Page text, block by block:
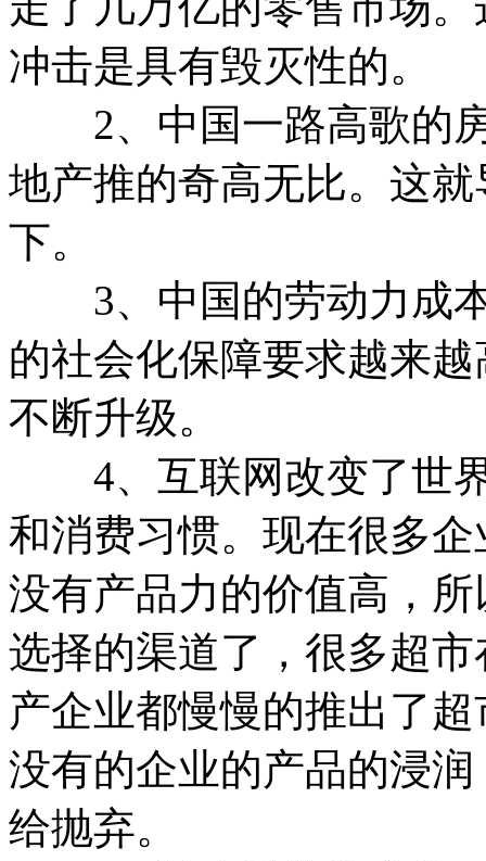
冲击是具有毁灭性的。
2、中国一路高歌的房
地产推的奇高无比。这
下。
3、中国的劳动力成本
的社会化保障要求越来
不断升级。
4、互联网改变了世界
和消费习惯。现在很多
没有产品力的价值高，
选择的渠道了，很多超
产企业都慢慢的推出了
没有的企业的产品的浸
给抛弃。